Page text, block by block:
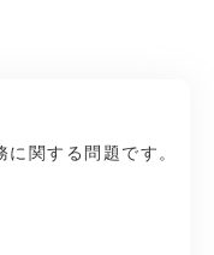
関する問題です。